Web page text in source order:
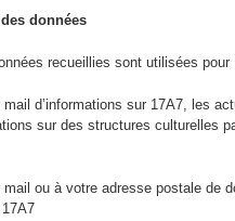
données
recueillies sont utilisées pour
d’informations sur 17A7, les
sur des structures culturelles
ou à votre adresse postale de